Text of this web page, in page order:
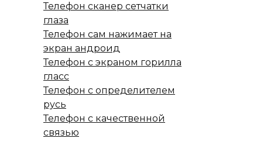
Телефон сканер сетчатки
глаза
Телефон сам нажимает на
экран андроид
Телефон с экраном горилла
гласс
Телефон с определителем
русь
Телефон с качественной
связью